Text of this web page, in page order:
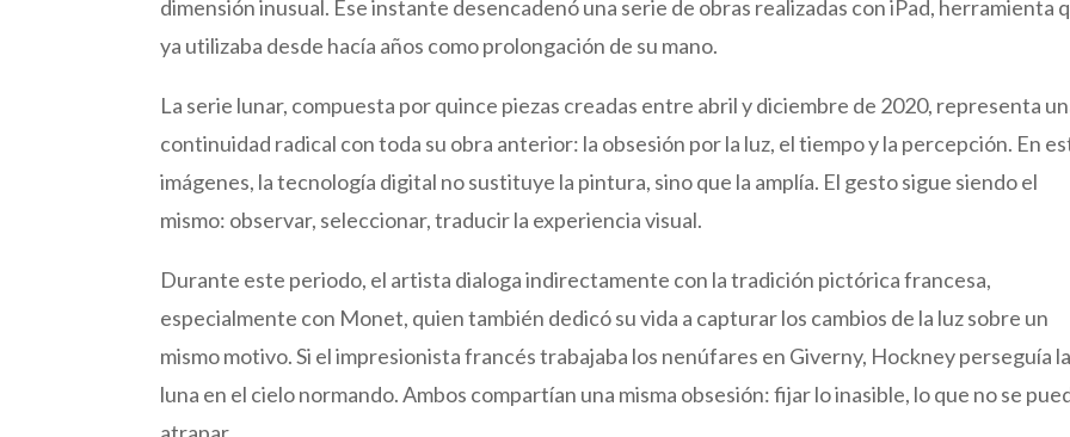
dimensión inusual. Ese instante desencadenó una serie de obras realizadas con iPad, herramienta
ya utilizaba desde hacía años como prolongación de su mano.
La serie lunar, compuesta por quince piezas creadas entre abril y diciembre de 2020, representa
continuidad radical con toda su obra anterior: la obsesión por la luz, el tiempo y la percepción. En
imágenes, la tecnología digital no sustituye la pintura, sino que la amplía. El gesto sigue siendo el
mismo: observar, seleccionar, traducir la experiencia visual.
Durante este periodo, el artista dialoga indirectamente con la tradición pictórica francesa,
especialmente con Monet, quien también dedicó su vida a capturar los cambios de la luz sobre un
mismo motivo. Si el impresionista francés trabajaba los nenúfares en Giverny, Hockney perseguía la
luna en el cielo normando. Ambos compartían una misma obsesión: fijar lo inasible, lo que no se